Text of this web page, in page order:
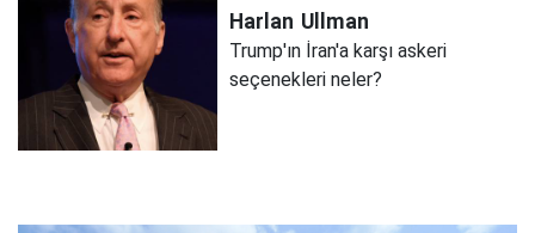
Harlan Ullman
Trump'ın İran'a karşı askeri
seçenekleri neler?